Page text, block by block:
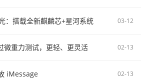
：搭载全新麒麟芯+星河系统 03-12
微重力测试，更轻、更灵活 02-13
iMessage 02-13